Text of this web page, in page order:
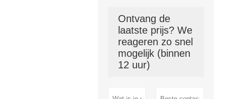
Ontvang de
laatste prijs? We
reageren zo snel
mogelijk (binnen
12 uur)